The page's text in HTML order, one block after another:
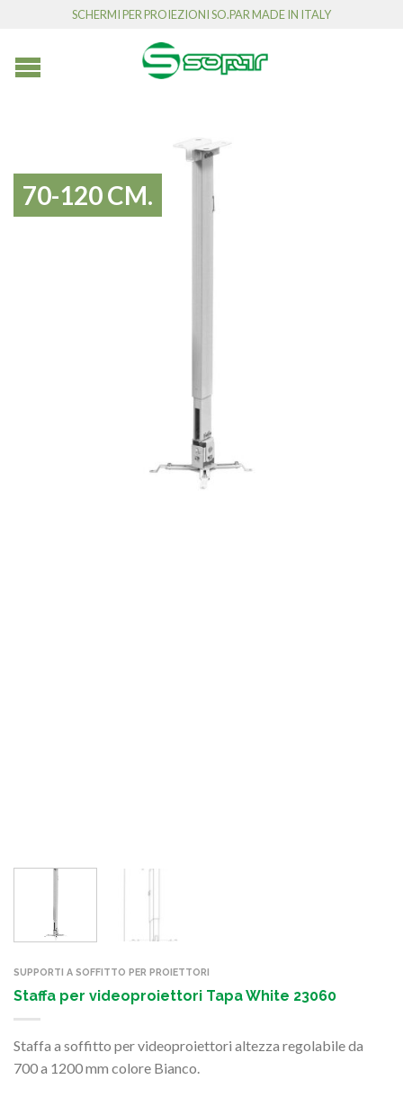
SCHERMI PER PROIEZIONI SO.PAR MADE IN ITALY
70-120 CM.
SUPPORTI A SOFFITTO PER PROIETTORI
Staffa per videoproiettori Tapa White 23060
Staffa a soffitto per videoproiettori altezza regolabile da
700 a 1200 mm colore Bianco.